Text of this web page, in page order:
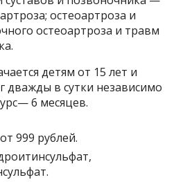
остеоартроза и
остеоартроза и травм
детям от 15 лет и
дважды в сутки независимо
6 месяцев.
999 рублей.